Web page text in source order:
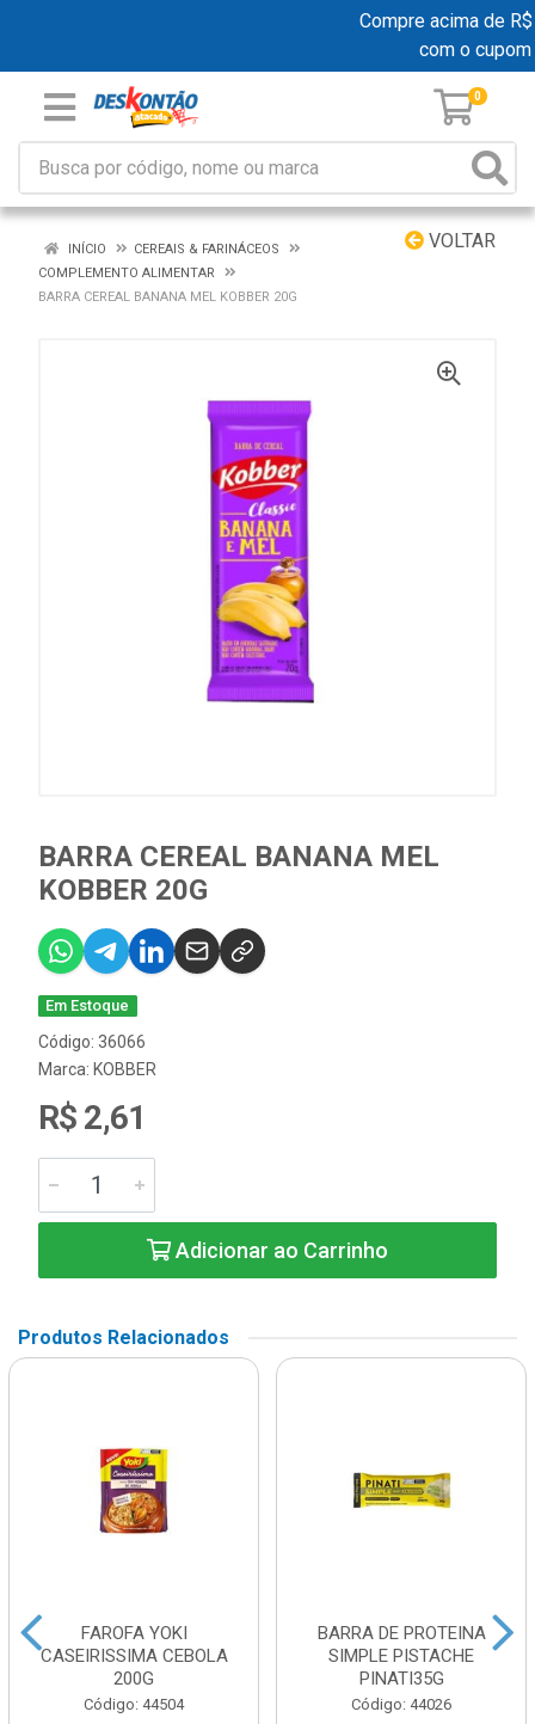
Compre acima de
com o cupom
0
VOLTAR
INÍCIO
CEREAIS & FARINÁCEOS
COMPLEMENTO ALIMENTAR
BARRA CEREAL BANANA MEL KOBBER 20G
BARRA CEREAL BANANA MEL
KOBBER 20G
Em Estoque
Código: 36066
Marca: KOBBER
R$ 2,61
Adicionar ao Carrinho
Produtos Relacionados
FAROFA YOKI
CASEIRISSIMA CEBOLA
200G
Código: 44504
BARRA DE PROTEINA
SIMPLE PISTACHE
PINATI35G
Código: 44026